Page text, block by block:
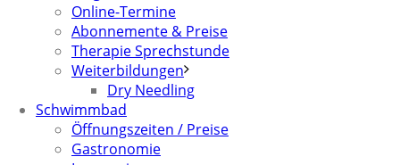
Online-Termine
Abonnemente & Preise
Therapie Sprechstunde
Weiterbildungen
Dry Needling
Schwimmbad
Öffnungszeiten / Preise
Gastronomie